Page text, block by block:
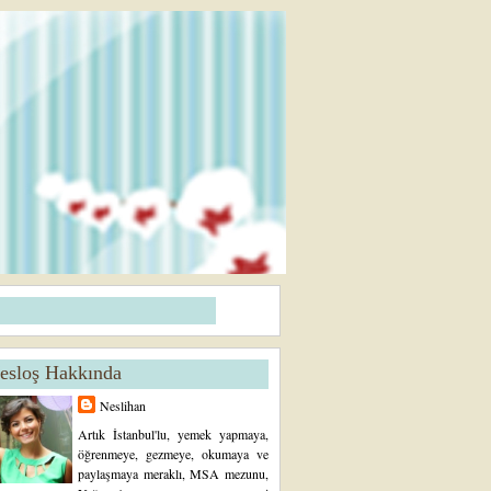
Hakkında
Neslihan
Artık İstanbul'lu, yemek yapmaya,
öğrenmeye, gezmeye, okumaya ve
paylaşmaya meraklı, MSA mezunu,